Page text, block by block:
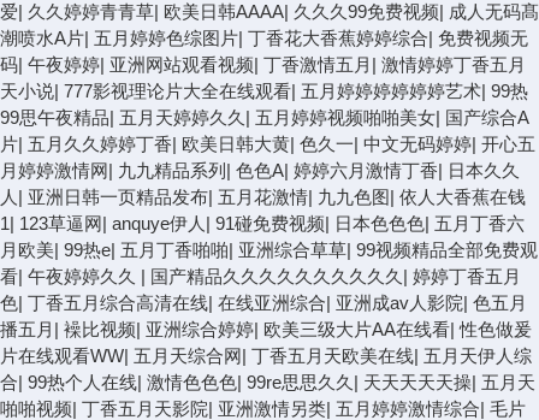
爱| 久久婷婷青青草| 欧美日韩AAAA| 久久久99免费视频| 成人无码髙
潮喷水A片| 五月婷婷色综图片| 丁香花大香蕉婷婷综合| 免费视频无
码| 午夜婷婷| 亚洲网站观看视频| 丁香激情五月 | 激情婷婷丁香五月
天小说| 777影视理论片大全在线观看| 五月婷婷婷婷婷婷艺术| 99热
99思午夜精品| 五月天婷婷久久 | 五月婷婷视频啪啪美女| 国产综合A
片| 五月久久婷婷丁香| 欧美日韩大黄| 色久一| 中文无码婷婷| 开心五
月婷婷激情网| 九九精品系列 | 色色A| 婷婷六月激情丁香| 日本久久
人 | 亚洲日韩一页精品发布| 五月花激情| 九九色图| 依人大香蕉在钱
1| 123草逼网| anquye伊人 | 91碰免费视频| 日本色色色| 五月丁香六
月欧美| 99热e| 五月丁香啪啪| 亚洲综合草草| 99视频精品全部免费观
看| 午夜婷婷久久 | 国产精品久久久久久久久久久久 | 婷婷丁香五月
色| 丁香五月综合高清在线| 在线亚洲综合| 亚洲成av人影院| 色五月
播五月 | 襙比视频| 亚洲综合婷婷| 欧美三级大片AA在线看|性色做爰
片在线观看WW| 五月天综合网| 丁香五月天欧美在线| 五月天伊人综
合| 99热个人在线| 激情色色色| 99re思思久久 | 天天天天天操| 五月天
啪啪视频| 丁香五月天影院| 亚洲激情另类| 五月婷婷激情综合| 毛片